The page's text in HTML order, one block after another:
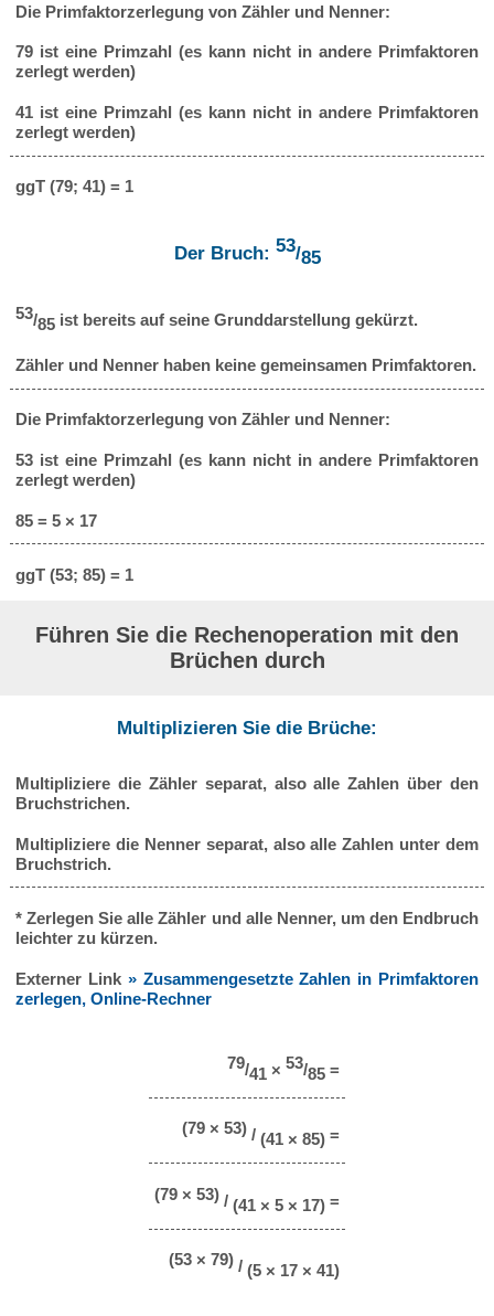
Die Primfaktorzerlegung von Zähler und Nenner:
79 ist eine Primzahl (es kann nicht in andere Primfaktoren
zerlegt werden)
41 ist eine Primzahl (es kann nicht in andere Primfaktoren
zerlegt werden)
ggT (79; 41) = 1
Der Bruch: 53/85
53/85ist bereits auf seine Grunddarstellung gekürzt.
Zähler und Nenner haben keine gemeinsamen Primfaktoren.
Die Primfaktorzerlegung von Zähler und Nenner:
53 ist eine Primzahl (es kann nicht in andere Primfaktoren
zerlegt werden)
85 = 5 × 17
ggT (53; 85) = 1
Führen Sie die Rechenoperation mit den
Brüchen durch
Multiplizieren Sie die Brüche:
Multipliziere die Zähler separat, also alle Zahlen über den
Bruchstrichen.
Multipliziere die Nenner separat, also alle Zahlen unter dem
Bruchstrich.
* Zerlegen Sie alle Zähler und alle Nenner, um den Endbruch
leichter zu kürzen.
Externer Link » Zusammengesetzte Zahlen in Primfaktoren
zerlegen, Online-Rechner
79/41 × 53/85 =
(79 × 53) / (41 × 85) =
(79 × 53) / (41 × 5 × 17) =
(53 × 79) / (5 × 17 × 41)